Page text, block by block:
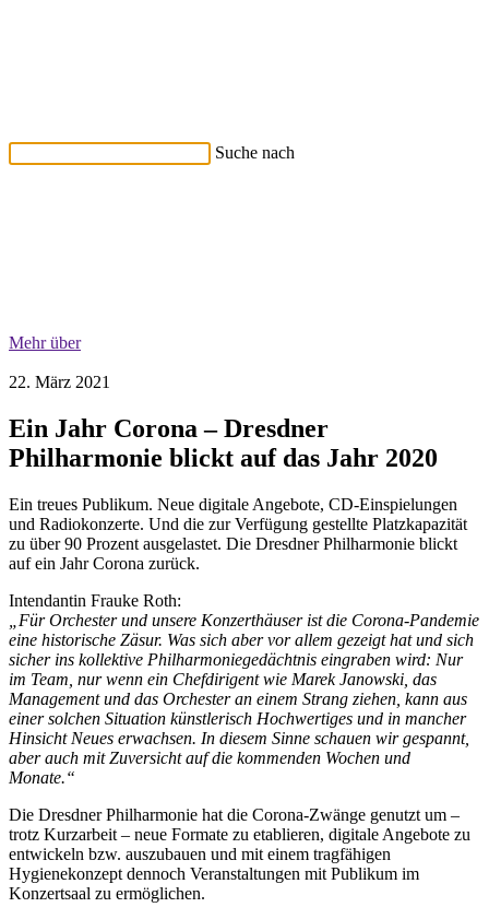
Suche nach
Mehr über
22. März 2021
Ein Jahr Corona – Dresdner
Philharmonie blickt auf das Jahr 2020
Ein treues Publikum. Neue digitale Angebote, CD-Einspielungen
und Radiokonzerte. Und die zur Verfügung gestellte Platzkapazität
zu über 90 Prozent ausgelastet. Die Dresdner Philharmonie blickt
auf ein Jahr Corona zurück.
Intendantin Frauke Roth:
„Für Orchester und unsere Konzerthäuser ist die Corona-Pandemie
eine historische Zäsur. Was sich aber vor allem gezeigt hat und sich
sicher ins kollektive Philharmoniegedächtnis eingraben wird: Nur
im Team, nur wenn ein Chefdirigent wie Marek Janowski, das
Management und das Orchester an einem Strang ziehen, kann aus
einer solchen Situation künstlerisch Hochwertiges und in mancher
Hinsicht Neues erwachsen. In diesem Sinne schauen wir gespannt,
aber auch mit Zuversicht auf die kommenden Wochen und
Monate.“
Die Dresdner Philharmonie hat die Corona-Zwänge genutzt um –
trotz Kurzarbeit – neue Formate zu etablieren, digitale Angebote zu
entwickeln bzw. auszubauen und mit einem tragfähigen
Hygienekonzept dennoch Veranstaltungen mit Publikum im
Konzertsaal zu ermöglichen.